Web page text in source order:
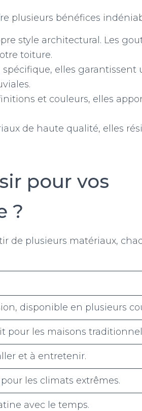
plusieurs bénéfices
style architectural. Les
toiture.
spécifique, elles garantissent
et couleurs, elles
de haute qualité, elles
pour vos
?
de plusieurs matériaux,
disponible en plusieurs
pour les maisons
et à entretenir.
les climats extrêmes.
avec le temps.